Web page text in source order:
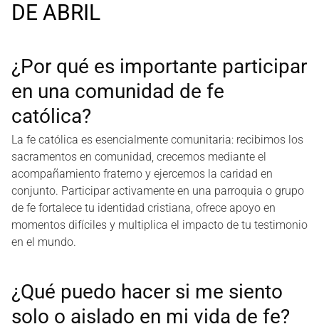
DE ABRIL
¿Por qué es importante participar
en una comunidad de fe
católica?
La fe católica es esencialmente comunitaria: recibimos los
sacramentos en comunidad, crecemos mediante el
acompañamiento fraterno y ejercemos la caridad en
conjunto. Participar activamente en una parroquia o grupo
de fe fortalece tu identidad cristiana, ofrece apoyo en
momentos difíciles y multiplica el impacto de tu testimonio
en el mundo.
¿Qué puedo hacer si me siento
solo o aislado en mi vida de fe?